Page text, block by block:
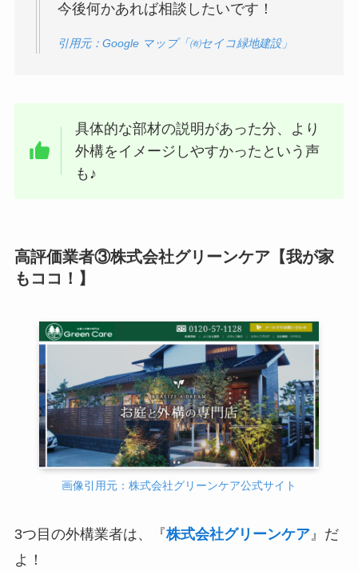
今後何かあれば相談したいです！
引用元：Google マップ「㈲セイコ緑地建設」
具体的な部材の説明があった分、より
外構をイメージしやすかったという声
も♪
高評価業者③株式会社グリーンケア【我が家
もココ！】
画像引用元：株式会社グリーンケア公式サイト
3つ目の外構業者は、『株式会社グリーンケア』だ
よ！